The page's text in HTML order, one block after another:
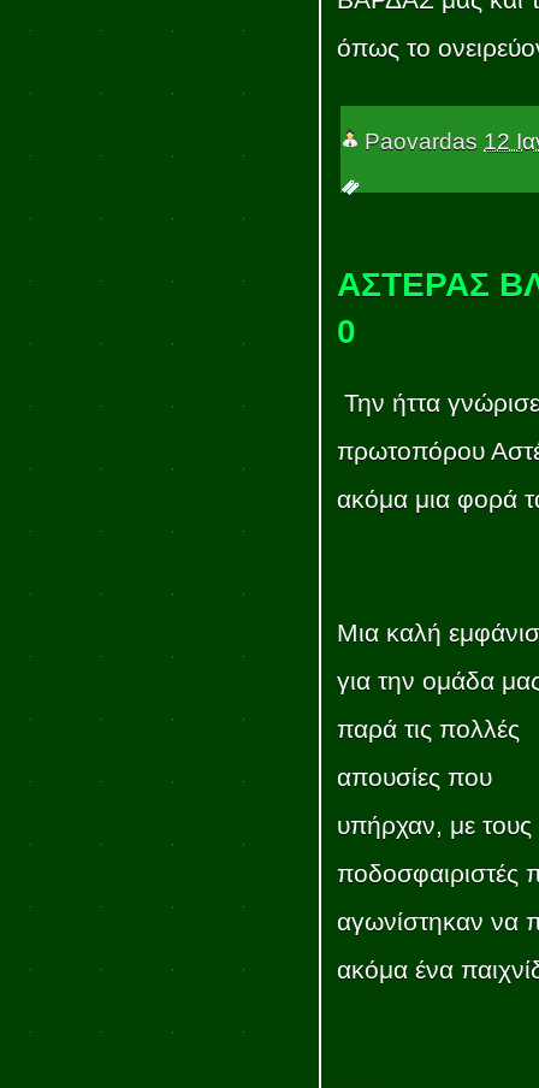
όπως το
Paovardas 12
ΑΣΤΕΡΑΣ
0
Την ήττα
πρωτοπόρου
ακόμα μια φορά
Μια καλή
για την ομάδα
παρά τις πολλές
απουσίες που
υπήρχαν, με τους
ποδοσφαιριστές
αγωνίστηκαν να
ακόμα ένα